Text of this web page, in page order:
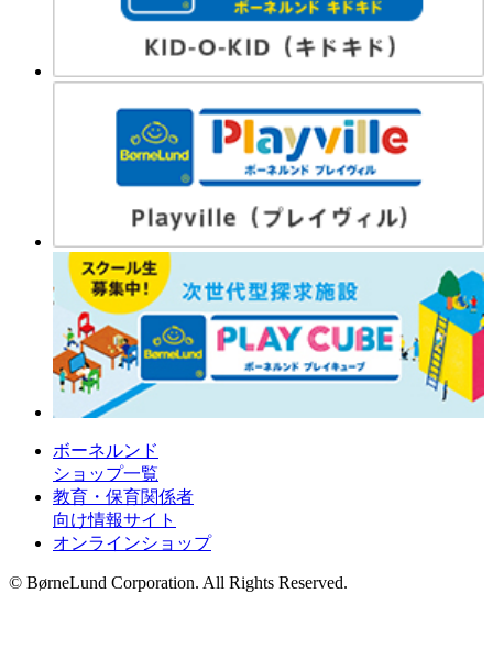
ボーネルンド
ショップ一覧
教育・保育関係者
向け情報サイト
オンラインショップ
© BørneLund Corporation. All Rights Reserved.